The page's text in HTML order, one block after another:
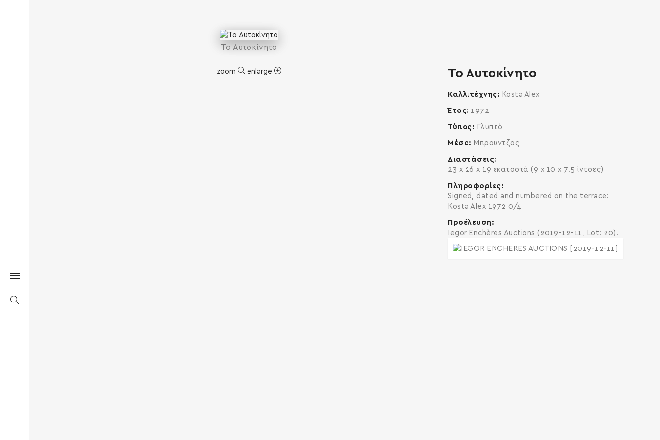
To Αυτοκίνητο
zoom enlarge To Αυτοκίνητο
Καλλιτέχνης Kosta Alex
Έτος 1972
Τύπος Γλυπτό
Μέσο Μπρούντζος
Διαστάσεις
23 x 26 x 19 εκατοστά (9 x 10 x 7.5 ίντσες)
Πληροφορίες
Signed, dated and numbered on the terrace:
Kosta Alex 1972 0/4.
Προέλευση
Iegor Enchères Auctions (2019-12-11, Lot: 20).